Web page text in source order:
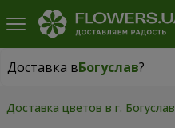
Доставка вБогуслав?
Доставка вБогуслав|
Доставка цветов в г. Богуслав